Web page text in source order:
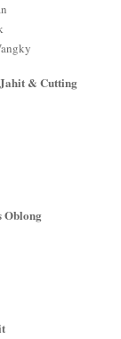
& Cutting
Oblong